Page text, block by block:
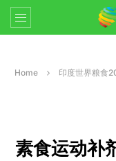
Home 印度世界粮食
素食运动补